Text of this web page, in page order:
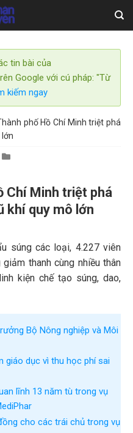
tin bài của
Google với cú pháp: "Từ
kiếm ngay
phố Hồ Chí Minh triệt phá
Chí Minh triệt phá
khí quy mô lớn
súng các loại, 4.227 viên
thanh cùng nhiều thân
kiện chế tạo súng, dao,
Bộ Nông nghiệp và Môi
giáo dục vì thu học phí sai
lĩnh 13 năm tù trong vụ
cho các trái chủ trong vụ